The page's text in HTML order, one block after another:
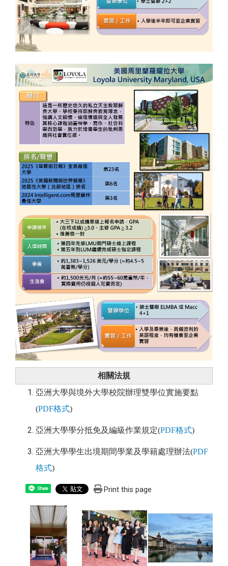
相關法規
亞洲大學與境外大學校院辦理雙學位實施要點
(PDF格式)
亞洲大學學分抵免及編級作業規定(PDF格式)
亞洲大學學生出境期間學業及學籍處理辦法(PDF
格式)
Share Print this page